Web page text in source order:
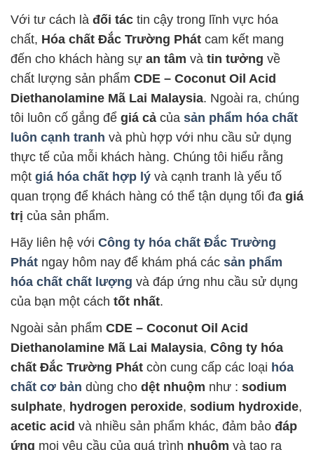
Với tư cách là đối tác tin cậy trong lĩnh vực hóa
chất, Hóa chất Đắc Trường Phát cam kết mang
đến cho khách hàng sự an tâm và tin tưởng về
chất lượng sản phẩm CDE – Coconut Oil Acid
Diethanolamine Mã Lai Malaysia. Ngoài ra, chúng
tôi luôn cố gắng để giá cả của sản phẩm hóa chất
luôn cạnh tranh và phù hợp với nhu cầu sử dụng
thực tế của mỗi khách hàng. Chúng tôi hiểu rằng
một giá hóa chất hợp lý và cạnh tranh là yếu tố
quan trọng để khách hàng có thể tận dụng tối đa giá
trị của sản phẩm.
Hãy liên hệ với Công ty hóa chất Đắc Trường
Phát ngay hôm nay để khám phá các sản phẩm
hóa chất chất lượng và đáp ứng nhu cầu sử dụng
của bạn một cách tốt nhất.
Ngoài sản phẩm CDE – Coconut Oil Acid
Diethanolamine Mã Lai Malaysia, Công ty hóa
chất Đắc Trường Phát còn cung cấp các loại hóa
chất cơ bản dùng cho dệt nhuộm như : sodium
sulphate, hydrogen peroxide, sodium hydroxide,
acetic acid và nhiều sản phẩm khác, đảm bảo đáp
ứng mọi yêu cầu của quá trình nhuộm và tạo ra